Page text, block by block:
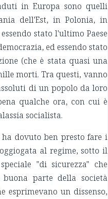
in Europa sono quelli
dell'Est, in Polonia, in
stato l'ultimo Paese
ed essendo stato
(che è stata quasi una
morti. Tra questi, vanno
di un popolo da loro
qualche ora, con cui è
socialista.
dovuto ben presto fare i
al regime, sotto il
"di sicurezza" che
buona parte della società
un dissenso,